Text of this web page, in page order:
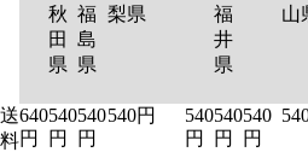
秋
田
県
福
島
県
梨県
福
井
県
山
送
料
640
円
540
円
540
円
540円
540
円
540
円
540
円